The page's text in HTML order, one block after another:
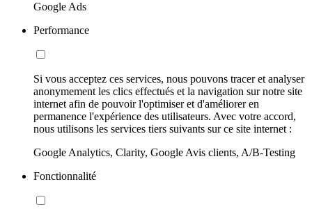
Google Ads
Performance
Si vous acceptez ces services, nous pouvons tracer et analyser
anonymement les clics effectués et la navigation sur notre site
internet afin de pouvoir l'optimiser et d'améliorer en
permanence l'expérience des utilisateurs. Avec votre accord,
nous utilisons les services tiers suivants sur ce site internet :
Google Analytics, Clarity, Google Avis clients, A/B-Testing
Fonctionnalité